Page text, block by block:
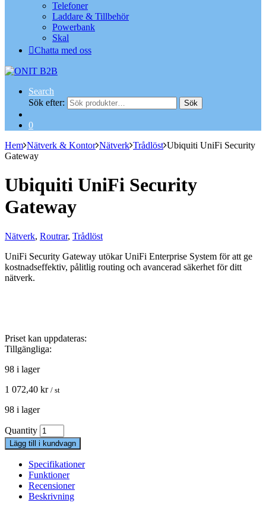
Telefoner
Laddare & Tillbehör
Powerbank
Skal
Chatta med oss
Search
Sök efter:
Sök
0
Hem Nätverk & Kontor Nätverk Trådlöst Ubiquiti UniFi Security
Gateway
Ubiquiti UniFi Security
Gateway
Nätverk, Routrar, Trådlöst
UniFi Security Gateway utökar UniFi Enterprise System för att ge
kostnadseffektiv, pålitlig routing och avancerad säkerhet för ditt
nätverk.
Priset kan uppdateras:
Tillgängliga:
98 i lager
1 072,40 kr / st
98 i lager
Quantity
Lägg till i kundvagn
Specifikationer
Funktioner
Recensioner
Beskrivning